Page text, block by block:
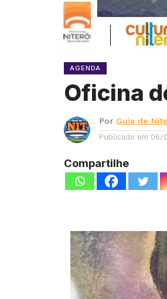
AGENDA
Oficina
Por Guia de
Publicado em 06/
Compartilhe